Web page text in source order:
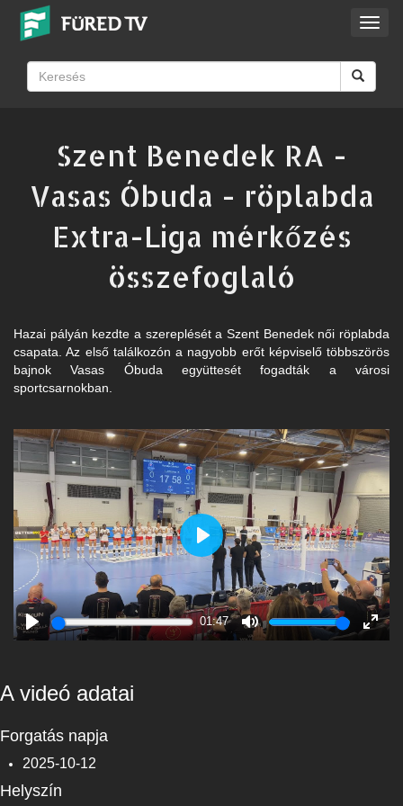
Szent Benedek RA -
Vasas Óbuda - röplabda
Extra-Liga mérkőzés
összefoglaló
Hazai pályán kezdte a szereplését a Szent Benedek női röplabda
csapata. Az első találkozón a nagyobb erőt képviselő többszörös
bajnok Vasas Óbuda együttesét fogadták a városi
sportcsarnokban.
Play
01:47
Mute
Enter
Play
A videó adatai
Forgatás napja
2025-10-12
Helyszín